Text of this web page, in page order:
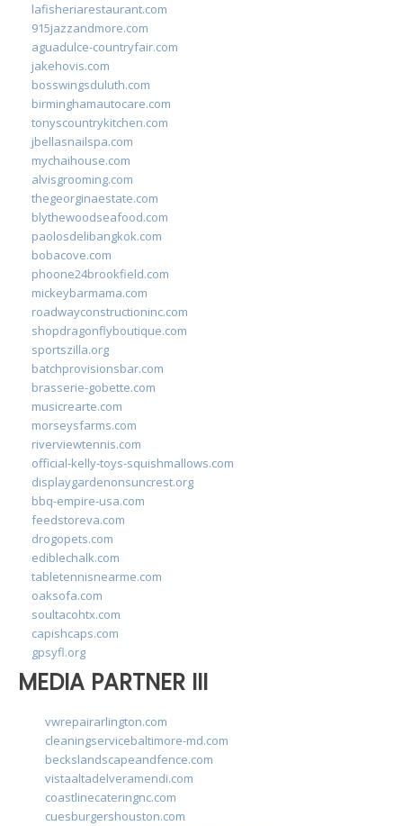
lafisheriarestaurant.com
915jazzandmore.com
aguadulce-countryfair.com
jakehovis.com
bosswingsduluth.com
birminghamautocare.com
tonyscountrykitchen.com
jbellasnailspa.com
mychaihouse.com
alvisgrooming.com
thegeorginaestate.com
blythewoodseafood.com
paolosdelibangkok.com
bobacove.com
phoone24brookfield.com
mickeybarmama.com
roadwayconstructioninc.com
shopdragonflyboutique.com
sportszilla.org
batchprovisionsbar.com
brasserie-gobette.com
musicrearte.com
morseysfarms.com
riverviewtennis.com
official-kelly-toys-squishmallows.com
displaygardenonsuncrest.org
bbq-empire-usa.com
feedstoreva.com
drogopets.com
ediblechalk.com
tabletennisnearme.com
oaksofa.com
soultacohtx.com
capishcaps.com
gpsyfl.org
MEDIA PARTNER III
vwrepairarlington.com
cleaningservicebaltimore-md.com
beckslandscapeandfence.com
vistaaltadelveramendi.com
coastlinecateringnc.com
cuesburgershouston.com